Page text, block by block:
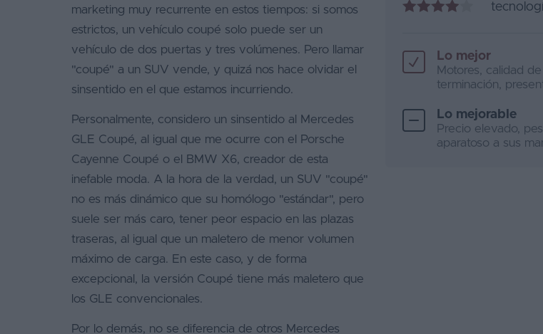
Comparador
marketing muy recurrente en estos tiempos: si somos
estrictos, un vehículo coupé solo puede ser un
vehículo de dos puertas y tres volúmenes. Pero llamar
"coupé" a un SUV vende, y quizá nos hace olvidar el
sinsentido en el que estamos incurriendo.
Personalmente, considero un sinsentido al Mercedes
GLE Coupé, al igual que me ocurre con el Porsche
Cayenne Coupé o el BMW X6, creador de esta
inefable moda. A la hora de la verdad, un SUV "coupé"
no es más dinámico que su homólogo "estándar", pero
suele ser más caro, tener peor espacio en las plazas
traseras, al igual que un maletero de menor volumen
máximo de carga. En este caso, y de forma
excepcional, la versión Coupé tiene más maletero que
los GLE convencionales.
Por lo demás, no se diferencia de otros Mercedes
Lo mejor
Motores, calidad de
terminación,
Lo mejorable
Precio elevado,
aparatoso a sus